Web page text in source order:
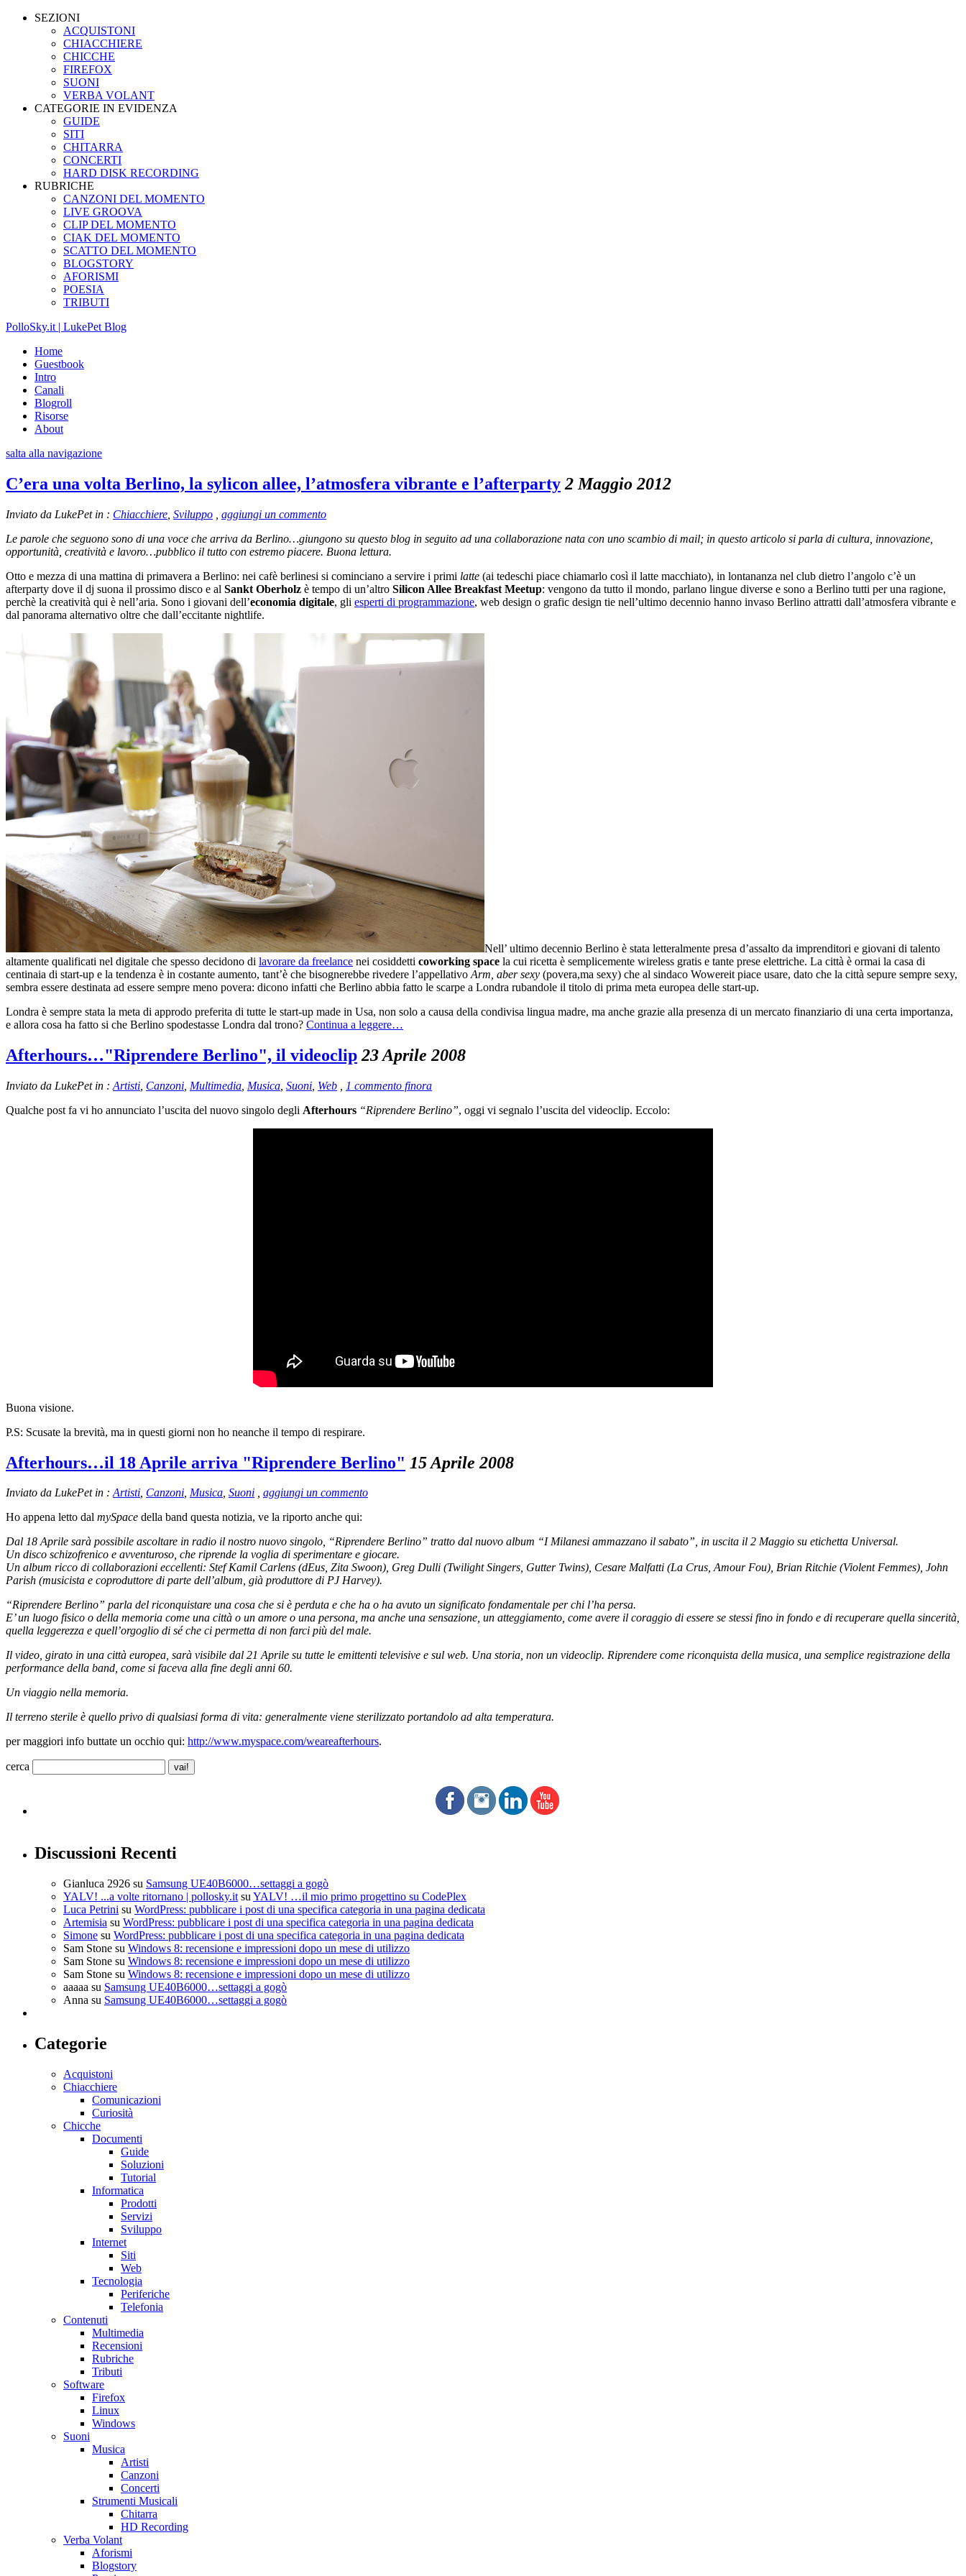
SEZIONI
ACQUISTONI
CHIACCHIERE
CHICCHE
FIREFOX
SUONI
VERBA VOLANT
CATEGORIE IN EVIDENZA
GUIDE
SITI
CHITARRA
CONCERTI
HARD DISK RECORDING
RUBRICHE
CANZONI DEL MOMENTO
LIVE GROOVA
CLIP DEL MOMENTO
CIAK DEL MOMENTO
SCATTO DEL MOMENTO
BLOGSTORY
AFORISMI
POESIA
TRIBUTI
PolloSky.it | LukePet Blog
Home
Guestbook
Intro
Canali
Blogroll
Risorse
About
salta alla navigazione
C’era una volta Berlino, la sylicon allee, l’atmosfera vibrante e l’afterparty 2 Maggio 2012
Inviato da LukePet in : Chiacchiere Sviluppo
aggiungi un commento
Le parole che seguono sono di una voce che arriva da Berlino…giungono su questo blog in seguito ad una collaborazione nata con uno scambio di mail; in questo articolo si parla di cultura, innovazione,
opportunità, creatività e lavoro…pubblico il tutto con estremo piacere. Buona lettura.
Otto e mezza di una mattina di primavera a Berlino: nei cafè berlinesi si cominciano a servire i primi latte (ai tedeschi piace chiamarlo così il latte macchiato), in lontananza nel club dietro l’angolo c’è un
afterparty dove il dj suona il prossimo disco e al Sankt Oberholz è tempo di un’altro Silicon Allee Breakfast Meetup: vengono da tutto il mondo, parlano lingue diverse e sono a Berlino tutti per una ragione,
perchè la creatività qui è nell’aria. Sono i giovani dell’economia digitale, gli esperti di programmazione, web design o grafic design tie nell’ultimo decennio hanno invaso Berlino attratti dall’atmosfera vibrante e
dal panorama alternativo oltre che dall’eccitante nightlife.
Nell’ ultimo decennio Berlino è stata letteralmente presa d’assalto da imprenditori e giovani di talento
altamente qualificati nel digitale che spesso decidono di lavorare da freelance nei cosiddetti coworking space la cui ricetta è semplicemente wireless gratis e tante prese elettriche. La città è ormai la casa di
centinaia di start-up e la tendenza è in costante aumento, tant’è che bisognerebbe rivedere l’appellativo Arm, aber sexy (povera,ma sexy) che al sindaco Wowereit piace usare, dato che la città sepure sempre sexy,
sembra essere destinata ad essere sempre meno povera: dicono infatti che Berlino abbia fatto le scarpe a Londra rubandole il titolo di prima meta europea delle start-up.
Londra è sempre stata la meta di approdo preferita di tutte le start-up made in Usa, non solo a causa della condivisa lingua madre, ma anche grazie alla presenza di un mercato finanziario di una certa importanza,
e allora cosa ha fatto si che Berlino spodestasse Londra dal trono? Continua a leggere…
Afterhours…"Riprendere Berlino", il videoclip 23 Aprile 2008
Inviato da LukePet in : Artisti Canzoni Multimedia Musica Suoni Web
1 commento finora
Qualche post fa vi ho annunciato l’uscita del nuovo singolo degli Afterhours “Riprendere Berlino”, oggi vi segnalo l’uscita del videoclip. Eccolo:
Buona visione.
P.S: Scusate la brevità, ma in questi giorni non ho neanche il tempo di respirare.
Afterhours…il 18 Aprile arriva "Riprendere Berlino" 15 Aprile 2008
Inviato da LukePet in :Artisti, Canzoni, Musica, Suoni , aggiungi un commento
Ho appena letto dal mySpace della band questa notizia, ve la riporto anche qui:
Dal 18 Aprile sarà possibile ascoltare in radio il nostro nuovo singolo, “Riprendere Berlino” tratto dal nuovo album “I Milanesi ammazzano il sabato”, in uscita il 2 Maggio su etichetta Universal.
Un disco schizofrenico e avventuroso, che riprende la voglia di sperimentare e giocare.
Un album ricco di collaborazioni eccellenti: Stef Kamil Carlens (dEus, Zita Swoon), Greg Dulli (Twilight Singers, Gutter Twins), Cesare Malfatti (La Crus, Amour Fou), Brian Ritchie (Violent Femmes), John
Parish (musicista e coproduttore di parte dell’album, già produttore di PJ Harvey).
“Riprendere Berlino” parla del riconquistare una cosa che si è perduta e che ha o ha avuto un significato fondamentale per chi l’ha persa.
E’ un luogo fisico o della memoria come una città o un amore o una persona, ma anche una sensazione, un atteggiamento, come avere il coraggio di essere se stessi fino in fondo e di recuperare quella sincerità,
quella leggerezza e quell’orgoglio di sé che ci permetta di non farci più del male.
Il video, girato in una città europea, sarà visibile dal 21 Aprile su tutte le emittenti televisive e sul web. Una storia, non un videoclip. Riprendere come riconquista della musica, una semplice registrazione della
performance della band, come si faceva alla fine degli anni 60.
Un viaggio nella memoria.
Il terreno sterile è quello privo di qualsiasi forma di vita: generalmente viene sterilizzato portandolo ad alta temperatura.
per maggiori info buttate un occhio qui: http://www.myspace.com/weareafterhours.
cerca
Discussioni Recenti
Gianluca 2926 su Samsung UE40B6000…settaggi a gogò
YALV! ...a volte ritornano | pollosky.it su YALV! …il mio primo progettino su CodePlex
Luca Petrini su WordPress: pubblicare i post di una specifica categoria in una pagina dedicata
Artemisia su WordPress: pubblicare i post di una specifica categoria in una pagina dedicata
Simone su WordPress: pubblicare i post di una specifica categoria in una pagina dedicata
Sam Stone su Windows 8: recensione e impressioni dopo un mese di utilizzo
Sam Stone su Windows 8: recensione e impressioni dopo un mese di utilizzo
Sam Stone su Windows 8: recensione e impressioni dopo un mese di utilizzo
aaaaa su Samsung UE40B6000…settaggi a gogò
Anna su Samsung UE40B6000…settaggi a gogò
Categorie
Acquistoni
Chiacchiere
Comunicazioni
Curiosità
Chicche
Documenti
Guide
Soluzioni
Tutorial
Informatica
Prodotti
Servizi
Sviluppo
Internet
Siti
Web
Tecnologia
Periferiche
Telefonia
Contenuti
Multimedia
Recensioni
Rubriche
Tributi
Software
Firefox
Linux
Windows
Suoni
Musica
Artisti
Canzoni
Concerti
Strumenti Musicali
Chitarra
HD Recording
Verba Volant
Aforismi
Blogstory